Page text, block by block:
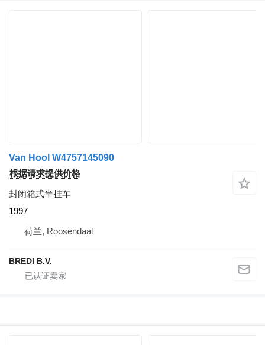
Van Hool W4757145090
根据请求提供价格
封闭箱式半挂车
1997
荷兰, Roosendaal
BREDI B.V.